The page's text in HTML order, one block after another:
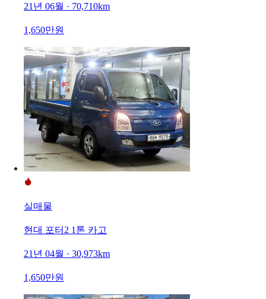
21년 06월 · 70,710km
1,650만원
실매물
현대 포터2 1톤 카고
21년 04월 · 30,973km
1,650만원